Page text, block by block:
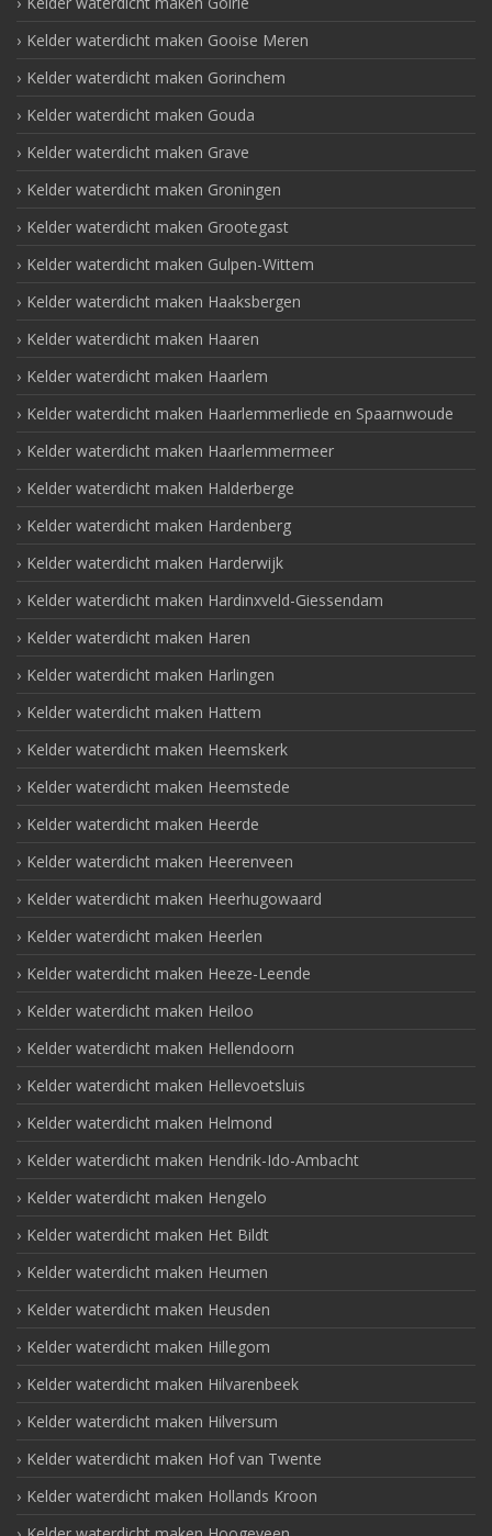
Kelder waterdicht maken Gooise Meren
Kelder waterdicht maken Gorinchem
Kelder waterdicht maken Gouda
Kelder waterdicht maken Grave
Kelder waterdicht maken Groningen
Kelder waterdicht maken Grootegast
Kelder waterdicht maken Gulpen-Wittem
Kelder waterdicht maken Haaksbergen
Kelder waterdicht maken Haaren
Kelder waterdicht maken Haarlem
Kelder waterdicht maken Haarlemmerliede en Spaarnwoude
Kelder waterdicht maken Haarlemmermeer
Kelder waterdicht maken Halderberge
Kelder waterdicht maken Hardenberg
Kelder waterdicht maken Harderwijk
Kelder waterdicht maken Hardinxveld-Giessendam
Kelder waterdicht maken Haren
Kelder waterdicht maken Harlingen
Kelder waterdicht maken Hattem
Kelder waterdicht maken Heemskerk
Kelder waterdicht maken Heemstede
Kelder waterdicht maken Heerde
Kelder waterdicht maken Heerenveen
Kelder waterdicht maken Heerhugowaard
Kelder waterdicht maken Heerlen
Kelder waterdicht maken Heeze-Leende
Kelder waterdicht maken Heiloo
Kelder waterdicht maken Hellendoorn
Kelder waterdicht maken Hellevoetsluis
Kelder waterdicht maken Helmond
Kelder waterdicht maken Hendrik-Ido-Ambacht
Kelder waterdicht maken Hengelo
Kelder waterdicht maken Het Bildt
Kelder waterdicht maken Heumen
Kelder waterdicht maken Heusden
Kelder waterdicht maken Hillegom
Kelder waterdicht maken Hilvarenbeek
Kelder waterdicht maken Hilversum
Kelder waterdicht maken Hof van Twente
Kelder waterdicht maken Hollands Kroon